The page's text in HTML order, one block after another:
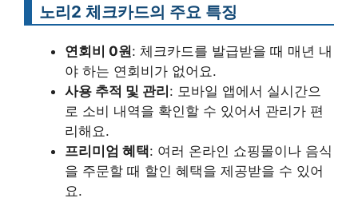
노리2 체크카드의 주요 특징
연회비 0원: 체크카드를 발급받을 때 매년 내
야 하는 연회비가 없어요.
사용 추적 및 관리: 모바일 앱에서 실시간으
로 소비 내역을 확인할 수 있어서 관리가 편
리해요.
프리미엄 혜택: 여러 온라인 쇼핑몰이나 음식
을 주문할 때 할인 혜택을 제공받을 수 있어
요.